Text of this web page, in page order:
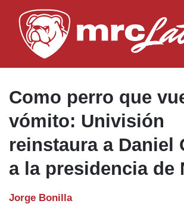
to
main
Como perro que
vómito: Univisión
reinstaura a Daniel
a la presidencia de
Jorge Bonilla